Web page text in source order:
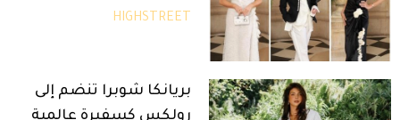
HIGHSTREET
بريانكا شوبرا تنضم إلى
رولكس كسفيرة عالمية